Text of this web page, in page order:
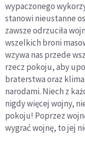
wypaczonego
stanowi nieustanne
zawsze odrzuciła
wszelkich broni
wzywa nas przede
rzecz pokoju, aby
braterstwa oraz
narodami. Niech z
nigdy więcej wojny,
pokoju! Poprzez
wygrać wojnę, to jej